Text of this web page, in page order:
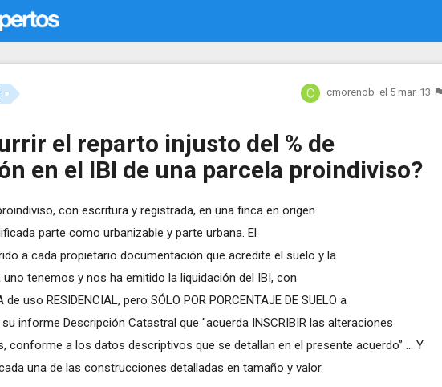
cmorenob el 5 mar. 13
el reparto injusto del % de
en el IBI de una parcela proindiviso?
con escritura y registrada, en una finca en origen
parte como urbanizable y parte urbana. El
a cada propietario documentación que acredite el suelo y la
tenemos y nos ha emitido la liquidación del IBI, con
uso RESIDENCIAL, pero SÓLO POR PORCENTAJE DE SUELO a
informe Descripción Catastral que "acuerda INSCRIBIR las alteraciones
conforme a los datos descriptivos que se detallan en el presente acuerdo” ... Y
una de las construcciones detalladas en tamaño y valor.